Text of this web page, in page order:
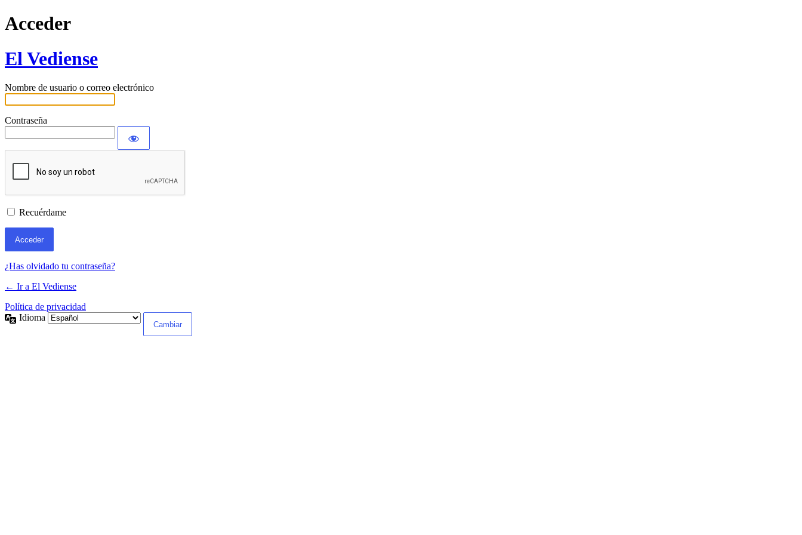
Acceder
El Vediense
Nombre de usuario o correo electrónico
Contraseña
Recuérdame
¿Has olvidado tu contraseña?
← Ir a El Vediense
Política de privacidad
Idioma